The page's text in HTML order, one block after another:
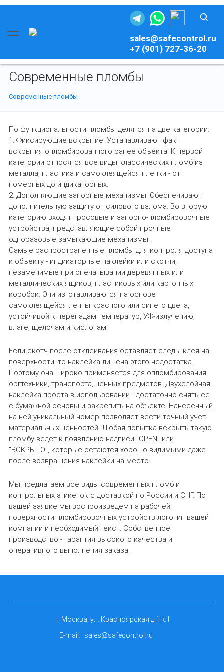
sales@safecontrol.ru
+7 (901) 727-36-20
Современные пломбы
Современные пломбы
По функциональности пломбы делятся на две категории:
Фиксирующие вскрытие. Устанавливают факт
вскрытия опломбированного ранее объекта. К первой
категории относятся все виды классических пломб из
металла, пластика и самоклеящейся пленки - от
номерных до индикаторных.
Дополняющие запорные механизмы. Обеспечивают
дополнительную защиту от силового взлома. Во вторую
категорию входят тросовые и запорно-пломбировочные
устройства, представляющие собой прочные
одноразовые замыкающие механизмы.
Самые распространенные пломбы для контроля доступа
к объекту - индикаторные наклейки или скотчи,
незаменимые при опечатывании деревянных или
металлических ящиков, пластиковых или картонных
коробок. Они изготавливаются на основе
самоклеящейся ленты красного или синего цвета,
устойчивой к перепадам температур, УФ-излучению,
влаге, щелочам и кислотам.
Если скотч после отклеивания оставляет следы клея на
поверхности, то наклейка лишена этого недостатка.
Поэтому она широко применяется для опломбирования
оргтехники, транспорта, ценных предметов. Двухслойная
наклейка проста в использовании - достаточно снять ее
с бумажной основы и закрепить на объекте. Нанесенный
на ней уникальный номер позволяет вести точный учет
материальных ценностей. Любая попытка вскрыть такую
пломбу ведет к появлению надписи "OPEN" или
"ВСКРЫТО", которые остаются хорошо видимыми даже
после возвращения наклейки на место.
Мы предлагаем все виды современных пломб и
контрольных этикеток с доставкой по России и СНГ. По
вашей заявке мы воспроизведем на рабочей
поверхности пломбировочных устройств логотип вашей
компании и необходимый текст. Собственное
производство - гарантия высокого качества и
оперативного выполнения заказа.
г. Москва, ул. Красноярская д.1 к.1
E-mail:
sales@safecontrol.ru